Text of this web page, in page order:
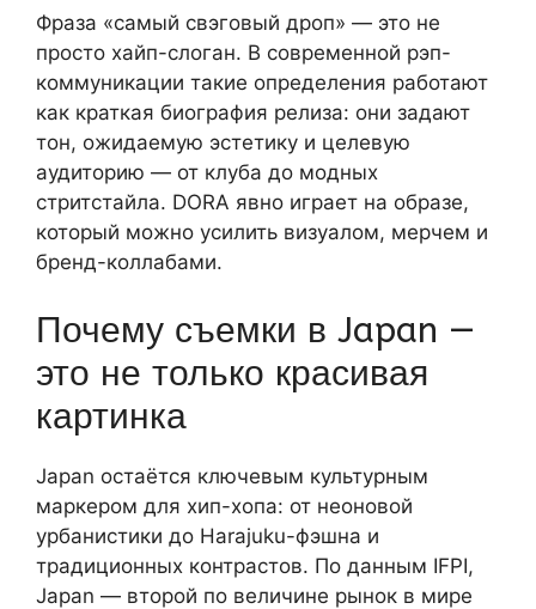
Фраза «самый свэговый дроп» — это не
просто хайп-слоган. В современной рэп-
коммуникации такие определения работают
как краткая биография релиза: они задают
тон, ожидаемую эстетику и целевую
аудиторию — от клуба до модных
стритстайла. DORA явно играет на образе,
который можно усилить визуалом, мерчем и
бренд-коллабами.
Почему съемки в Japan —
это не только красивая
картинка
Japan остаётся ключевым культурным
маркером для хип-хопа: от неоновой
урбанистики до Harajuku-фэшна и
традиционных контрастов. По данным IFPI,
Japan — второй по величине рынок в мире